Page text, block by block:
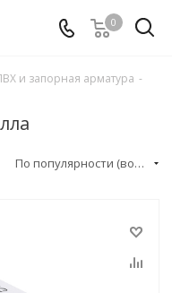
0
и запорная арматура -
По популярности (возрастание)